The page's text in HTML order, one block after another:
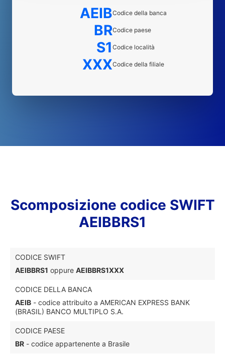
AEIBCodice della banca
BRCodice paese
S1 Codice località
XXXCodice della filiale
Scomposizione codice SWIFT
AEIBBRS1
CODICE SWIFT
AEIBBRS1 oppure AEIBBRS1XXX
CODICE DELLA BANCA
AEIB - codice attribuito a AMERICAN EXPRESS BANK
(BRASIL) BANCO MULTIPLO S.A.
CODICE PAESE
BR - codice appartenente a Brasile